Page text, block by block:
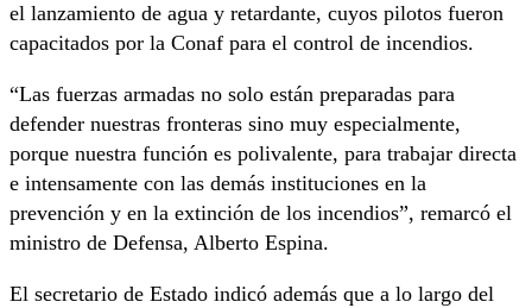
el lanzamiento de agua y retardante, cuyos pilotos fueron
capacitados por la Conaf para el control de incendios.
“Las fuerzas armadas no solo están preparadas para
defender nuestras fronteras sino muy especialmente,
porque nuestra función es polivalente, para trabajar directa
e intensamente con las demás instituciones en la
prevención y en la extinción de los incendios”, remarcó el
ministro de Defensa, Alberto Espina.
El secretario de Estado indicó además que a lo largo del